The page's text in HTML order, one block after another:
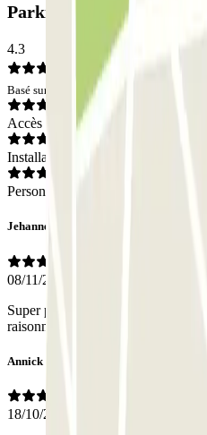
Parking CPA Buirette:
4.3
Basé sur 29 avis
Accès
Installations
Personnel
Jehanne
08/11/2022
Super parking ! Les places sont
raisonnable et le personnel très
Annick
18/10/2022